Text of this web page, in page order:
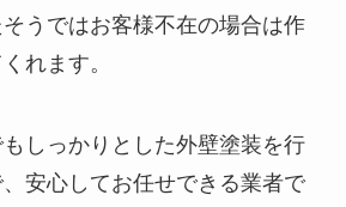
うではお客様不在の場合は作
れます。
しっかりとした外壁塗装を行
安心してお任せできる業者で